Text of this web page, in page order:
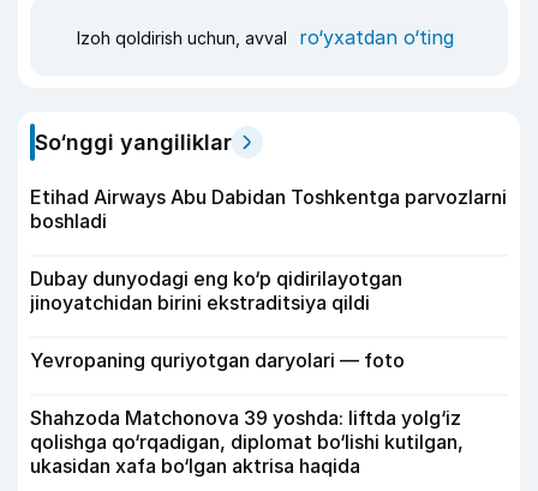
Izoh qoldirish uchun, avval ro‘yxatdan o‘ting
So‘nggi yangiliklar
Etihad Airways Abu Dabidan Toshkentga parvozlarni
boshladi
Dubay dunyodagi eng ko‘p qidirilayotgan
jinoyatchidan birini ekstraditsiya qildi
Yevropaning quriyotgan daryolari — foto
Shahzoda Matchonova 39 yoshda: liftda yolg‘iz
qolishga qo‘rqadigan, diplomat bo‘lishi kutilgan,
ukasidan xafa bo‘lgan aktrisa haqida